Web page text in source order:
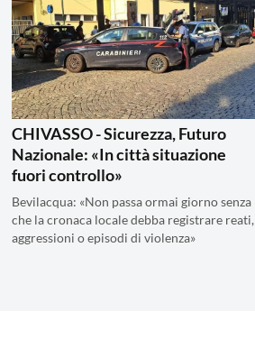
CHIVASSO - Sicurezza, Futuro
Nazionale: «In città situazione
fuori controllo»
Bevilacqua: «Non passa ormai giorno senza
che la cronaca locale debba registrare reati,
aggressioni o episodi di violenza»